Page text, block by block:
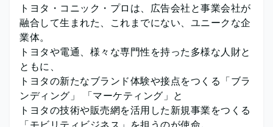
トヨタ・コニック・プロは、広告会社と事業会社が
融合して生まれた、これまでにない、ユニークな企
業体。
トヨタや電通、様々な専門性を持った多様な人財と
ともに、
トヨタの新たなブランド体験や接点をつくる「ブラ
ンディング」 「マーケティング」と
トヨタの技術や販売網を活用した新規事業をつくる
「モビリティビジネス」を担うのが使命。